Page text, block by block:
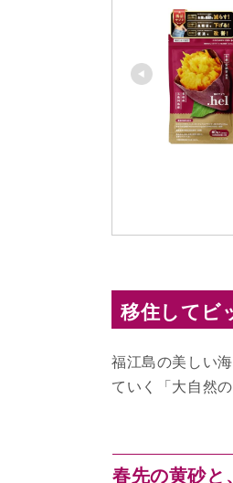
移住してビ
福江島の美しい
ていく「大自然
春先の黄砂と